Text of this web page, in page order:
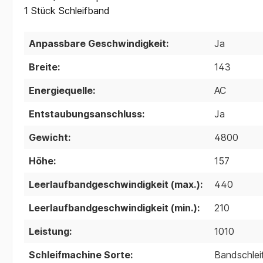
1 Stück Schleifband
Anpassbare Geschwindigkeit:
Ja
Breite:
143
Energiequelle:
AC
Entstaubungsanschluss:
Ja
Gewicht:
4800
Höhe:
157
Leerlaufbandgeschwindigkeit (max.):
440
Leerlaufbandgeschwindigkeit (min.):
210
Leistung:
1010
Schleifmachine Sorte: